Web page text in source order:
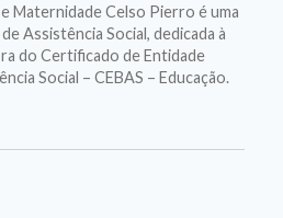
Maternidade Celso Pierro é uma
Assistência Social, dedicada à
do Certificado de Entidade
Social – CEBAS – Educação.